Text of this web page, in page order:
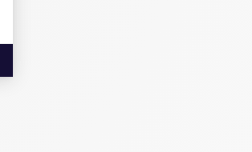
contre 6,1 pouces pour l'iPhone 12. En
plus lumineux.
La triple caméra arrière de l'iPhone 12 Pro
Pro a la capacité d'enregistrer des vidéos au